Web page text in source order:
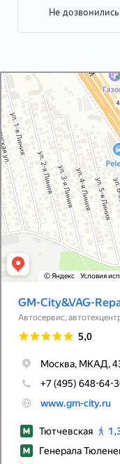
Не
GM-City&VAG-Repair
Автосервис, автотехцентр в
Магазин автозапчастей и